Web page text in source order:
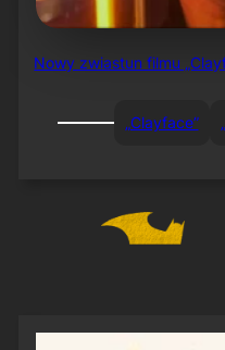
Nowy zwiastun filmu
„Clayface”